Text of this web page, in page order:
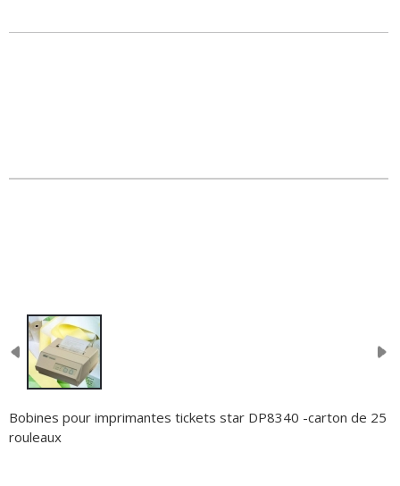
Bobines pour imprimantes tickets star DP8340 -carton de 25
rouleaux